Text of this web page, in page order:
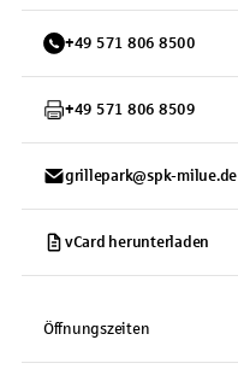
+49 571 806 8500
+49 571 806 8509
grillepark@spk-milue.de
vCard herunterladen
Öffnungszeiten